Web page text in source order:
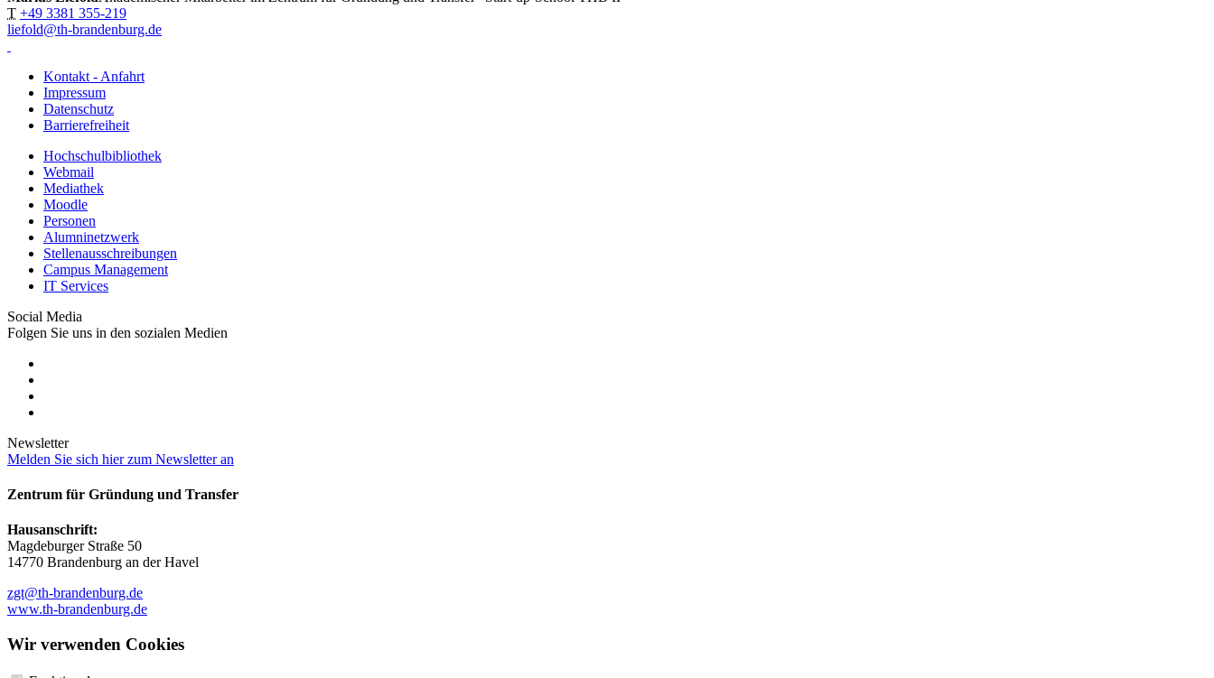
T +49 3381 355-219
liefold@th-brandenburg.de
Kontakt - Anfahrt
Impressum
Datenschutz
Barrierefreiheit
Hochschulbibliothek
Webmail
Mediathek
Moodle
Personen
Alumninetzwerk
Stellenausschreibungen
Campus Management
IT Services
Social Media
Folgen Sie uns in den sozialen Medien
Newsletter
Melden Sie sich hier zum Newsletter an
Zentrum für Gründung und Transfer
Hausanschrift:
Magdeburger Straße 50
14770 Brandenburg an der Havel
zgt@th-brandenburg.de
www.th-brandenburg.de
Wir verwenden Cookies